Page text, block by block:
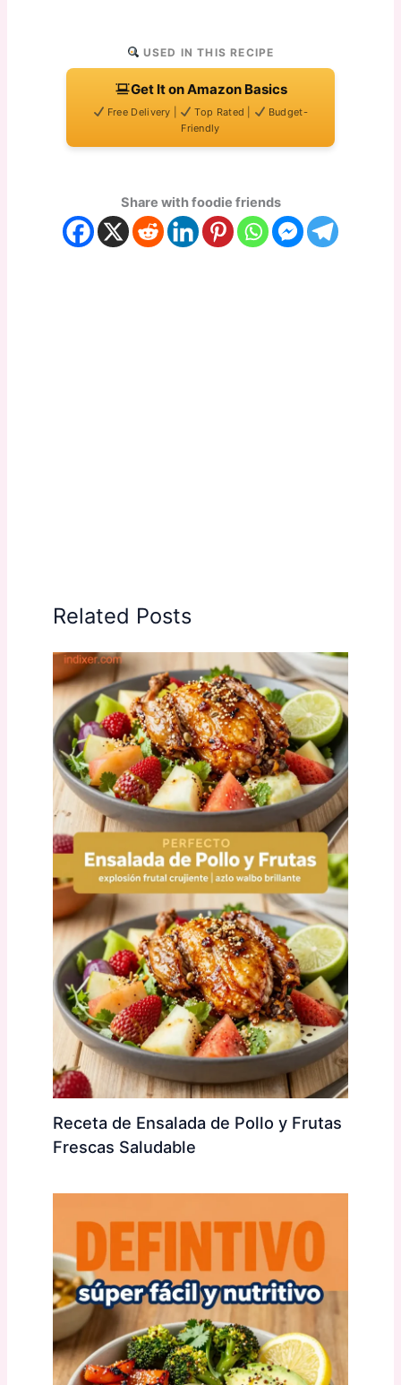
USED IN THIS RECIPE
Get It on Amazon Basics
Free Delivery | Top Rated |
Budget-
Friendly
Share with foodie friends
Related Posts
Receta de Ensalada de Pollo y Frutas
Frescas Saludable